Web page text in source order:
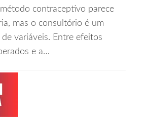
contraceptivo parece
mas o consultório é um
variáveis. Entre efeitos
e a…